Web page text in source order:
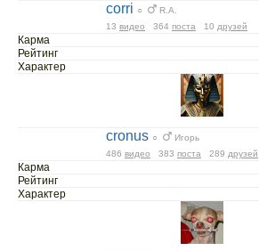
corri ○
R.A.
13 видео 364 поста 10 друзей
Карма
Рейтинг
Характер
cronus ○
Игорь
486 видео 383 поста 289 друзей
Карма
Рейтинг
Характер